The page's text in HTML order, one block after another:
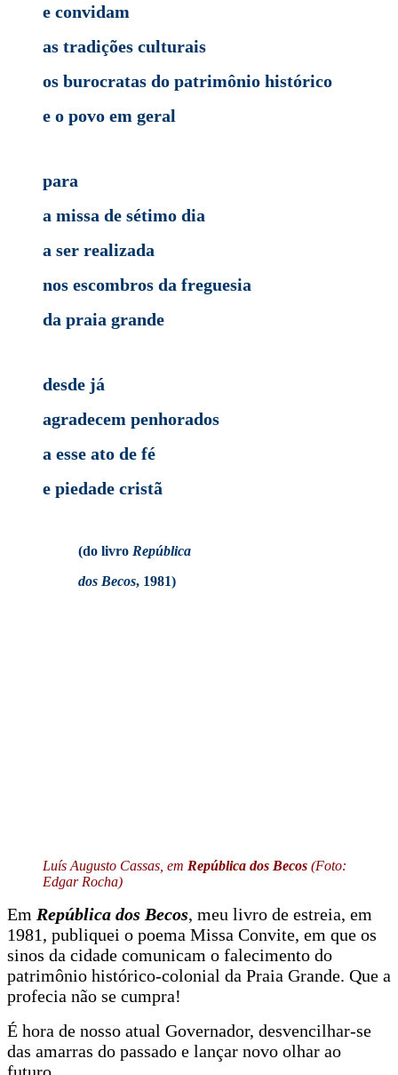
e convidam
as tradições culturais
os burocratas do patrimônio histórico
e o povo em geral
para
a missa de sétimo dia
a ser realizada
nos escombros da freguesia
da praia grande
desde já
agradecem penhorados
a esse ato de fé
e piedade cristã
(do livro República
dos Becos, 1981)
Luís Augusto Cassas, em República dos Becos (Foto:
Edgar Rocha)
Em República dos Becos, meu livro de estreia, em
1981, publiquei o poema Missa Convite, em que os
sinos da cidade comunicam o falecimento do
patrimônio histórico-colonial da Praia Grande. Que a
profecia não se cumpra!
É hora de nosso atual Governador, desvencilhar-se
das amarras do passado e lançar novo olhar ao